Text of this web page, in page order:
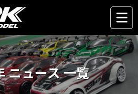
ニュース 一覧